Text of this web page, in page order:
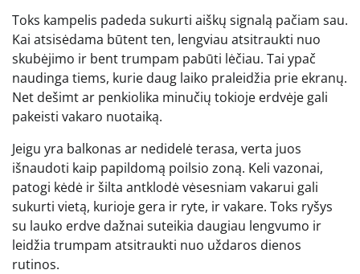
Toks kampelis padeda sukurti aiškų signalą pačiam sau.
Kai atsisėdama būtent ten, lengviau atsitraukti nuo
skubėjimo ir bent trumpam pabūti lėčiau. Tai ypač
naudinga tiems, kurie daug laiko praleidžia prie ekranų.
Net dešimt ar penkiolika minučių tokioje erdvėje gali
pakeisti vakaro nuotaiką.
Jeigu yra balkonas ar nedidelė terasa, verta juos
išnaudoti kaip papildomą poilsio zoną. Keli vazonai,
patogi kėdė ir šilta antklodė vėsesniam vakarui gali
sukurti vietą, kurioje gera ir ryte, ir vakare. Toks ryšys
su lauko erdve dažnai suteikia daugiau lengvumo ir
leidžia trumpam atsitraukti nuo uždaros dienos
rutinos.